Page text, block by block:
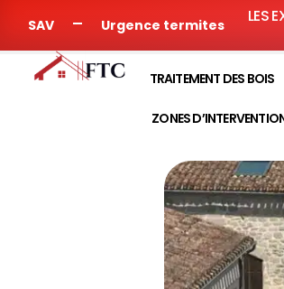
SAV Urgence termites LES
TRAITEMENT DES BOIS
ZONES